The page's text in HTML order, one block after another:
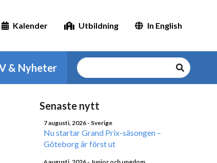
Kalender Utbildning In English
& Nyheter
Senaste nytt
7 augusti, 2026 - Sverige
Nu startar Grand Prix-säsongen –
Göteborg är först ut